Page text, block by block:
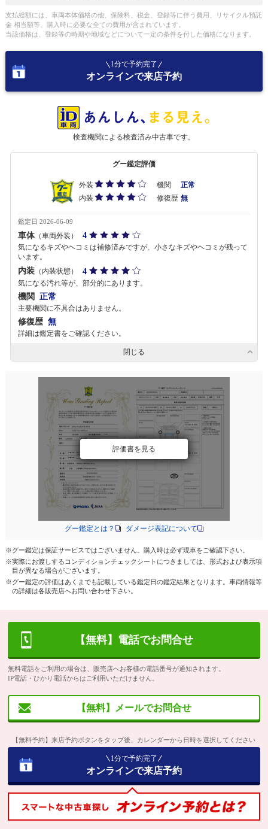
支払総額には、車両本体価格の他、保険料、税金、登録等に伴う費用、リサイクル預託
金 相当額等、購入時に必要な全ての費用が含まれています。
当該価格は、登録等の時期や地域などについて一定の条件を付した価格になります。
1分で予約完了
オンラインで来店予約
検査機関による検査済み中古車です。
グー鑑定評価
外装 機関
正常
内装
修復歴 無
鑑定日 2026-06-09
車体（車両外装） 4
気になるキズやヘコミは補修済みですが、小さなキズやヘコミが残って
います。
内装 （内装状態） 4
気になる汚れ等が、部分的にあります。
機関 正常
主要機関に不具合はありません。
修復歴 無
詳細は鑑定書をご確認ください。
閉じる
評価書を見る
グー鑑定とは？ ダメージ表記について
※グー鑑定は保証サービスではございません。購入時は必ず現車をご確認下さい。
※実際にお渡しするコンディションチェックシートにつきましては、形式および表示項
目が異なる場合がございます。
※グー鑑定の評価はあくまでも記載している鑑定日の鑑定結果となります。車両情報等
の詳細は各販売店へお問い合わせ下さい。
【無料】電話でお問合せ
無料電話をご利用の場合は、販売店へお客様の電話番号が通知されます。
IP電話・ひかり電話からはご利用いただけません。
【無料】メールでお問合せ
【無料予約】来店予約ボタンをタップ後、カレンダーから日時を選択してください
1分で予約完了
オンラインで来店予約